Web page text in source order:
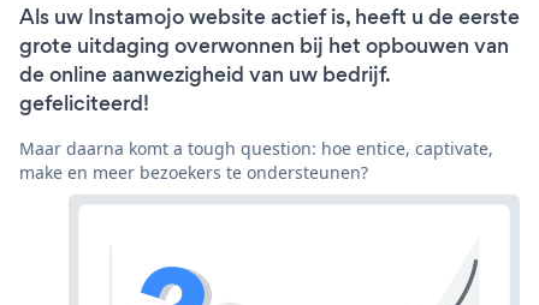
Als uw Instamojo website actief is, heeft u de eerste
grote uitdaging overwonnen bij het opbouwen van
de online aanwezigheid van uw bedrijf.
gefeliciteerd!
Maar daarna komt a tough question: hoe entice, captivate,
make en meer bezoekers te ondersteunen?